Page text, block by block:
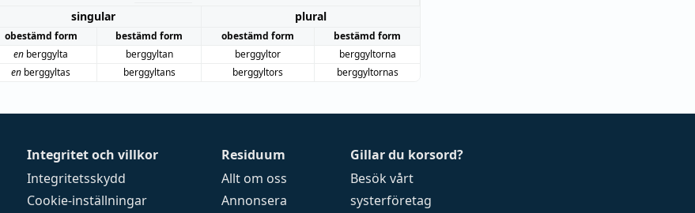
singular
plural
obestämd form bestämd form obestämd form
bestämd form
en berggylta berggyltan berggyltor
berggyltorna
en berggyltas berggyltans berggyltors berggyltornas
Integritet och villkor
Integritetsskydd
Cookie-inställningar
Residuum
Allt om oss
Annonsera
Gillar du korsord?
Besök vårt
systerföretag